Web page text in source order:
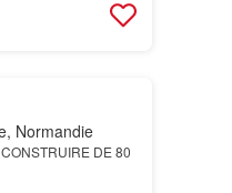
Normandie
DE 80